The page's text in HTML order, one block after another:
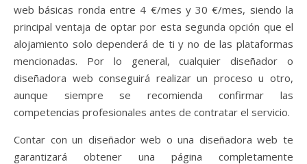
web básicas ronda entre 4 €/mes y 30 €/mes, siendo la
principal ventaja de optar por esta segunda opción que el
alojamiento solo dependerá de ti y no de las plataformas
mencionadas. Por lo general, cualquier diseñador o
diseñadora web conseguirá realizar un proceso u otro,
aunque siempre se recomienda confirmar las
competencias profesionales antes de contratar el servicio.
Contar con un diseñador web o una diseñadora web te
garantizará obtener una página completamente